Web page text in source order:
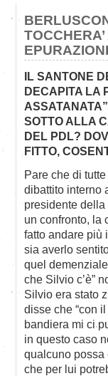
IL SANTONE
DECAPITA LA
SOTTO ALLA
DEL PDL?
FITTO,
Pare che di
dibattito interno
presidente
un confronto, la
fatto andare più
sia averlo
quel
che Silvio c’è”
Silvio era stato
disse che “con
bandiera mi ci
in questo caso
qualcuno
che per lui